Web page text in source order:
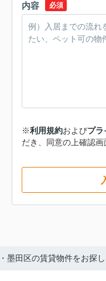
内容 必須
※利用規約およびプラ
だき、同意の上確認画
墨田区の賃貸物件をお探